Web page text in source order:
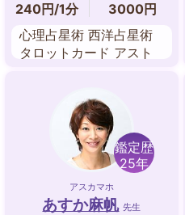
240円/1分
3000円
心理占星術 西洋占星術
タロットカード アスト
鑑定歴
25年
アスカマホ
あすか麻帆 先生